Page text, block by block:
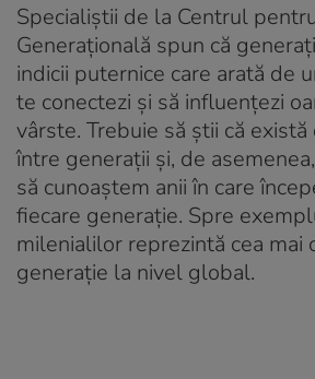
Specialiștii de la Centrul
Generațională spun că
indicii puternice care arată de
te conectezi și să influențezi
vârste. Trebuie să știi că
între generații și, de
să cunoaștem anii în care
fiecare generație. Spre
milenialilor reprezintă cea mai
generație la nivel global.